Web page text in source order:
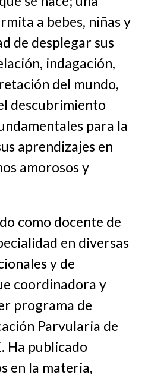
a bebes, niñas y
de desplegar sus
indagación,
del mundo,
descubrimiento
para la
aprendizajes en
amorosos y
como docente de
en diversas
y de
coordinadora y
programa de
Parvularia de
Ha publicado
en la materia,